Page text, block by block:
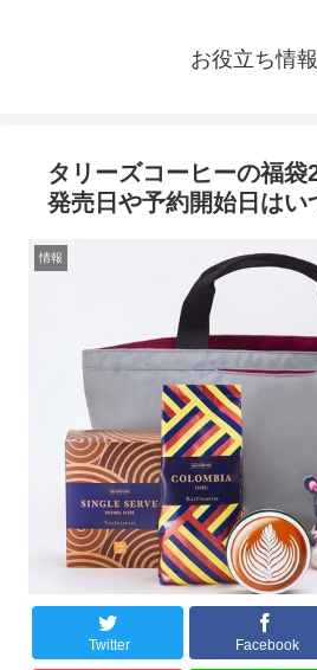
お役立ち情
タリーズコーヒーの福袋
発売日や予約開始日はい
情報
Twitter Facebook